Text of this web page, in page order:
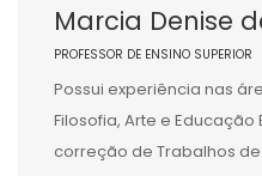
Marcia Denise
PROFESSOR DE ENSINO SUPERIOR
Possui experiência nas
Filosofia, Arte e
correção de Trabalhos